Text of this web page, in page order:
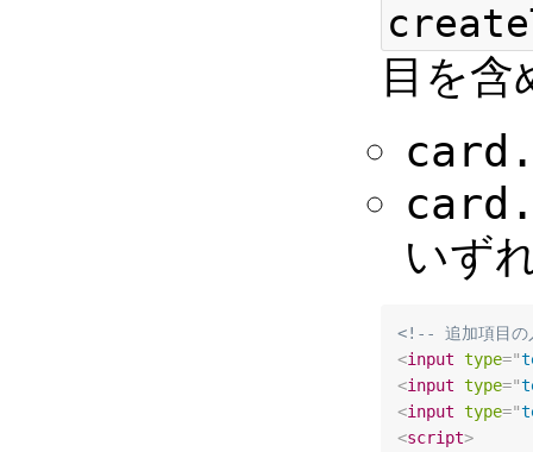
目を含
いず
<!-- 追加項目の
<input type="
<input type="
<input type="
<script>